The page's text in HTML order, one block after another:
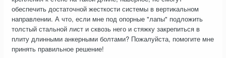
обеспечить достаточной жесткости системы в вертикальном
направлении. А что, если мне под опорные "лапы" подложить
толстый стальной лист и сквозь него и стяжку закрепиться в
плиту длинными анкерными болтами? Пожалуйста, помогите мне
принять правильное решение!